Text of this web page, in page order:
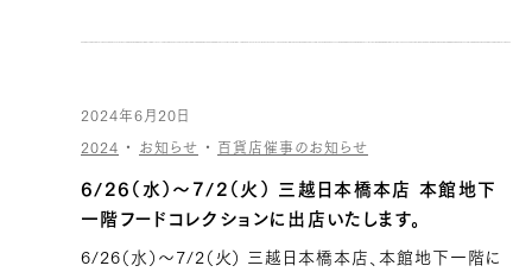
2024年6月20日
2024 ・ お知らせ ・ 百貨店催事のお知らせ
6/26（水）〜7/2（火） 三越日本橋本店 本館地下
一階フードコレクションに出店いたします。
6/26（水）〜7/2（火） 三越日本橋本店、本館地下一階に